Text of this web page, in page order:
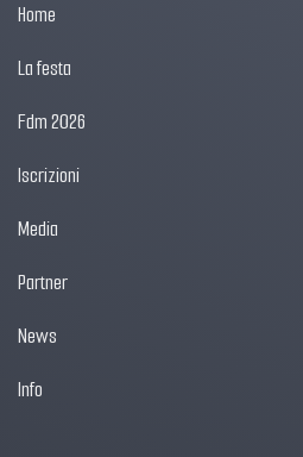
Home
La festa
Fdm 2026
Iscrizioni
Media
Partner
News
Info